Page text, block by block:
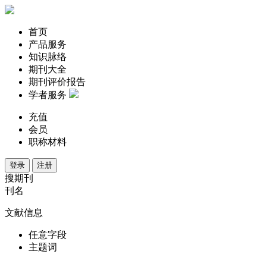
首页
产品服务
知识脉络
期刊大全
期刊评价报告
学者服务
充值
会员
职称材料
登录 注册
搜期刊
刊名
文献信息
任意字段
主题词